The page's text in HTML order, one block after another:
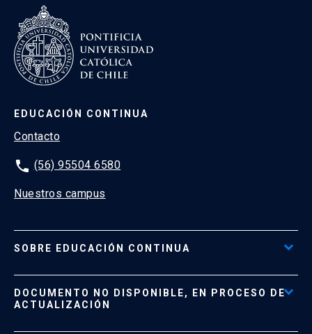
EDUCACIÓN CONTINUA
Contacto
phone (56) 95504 6580
Nuestros campus
SOBRE EDUCACIÓN CONTINUA
Formas de Pago
DOCUMENTO NO DISPONIBLE, EN PROCESO DE
ACTUALIZACIÓN